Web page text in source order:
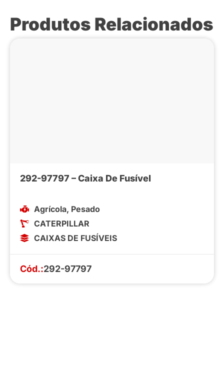
Produtos Relacionados
292-97797 – Caixa De Fusível
Agrícola, Pesado
CATERPILLAR
CAIXAS DE FUSÍVEIS
Cód.:292-97797